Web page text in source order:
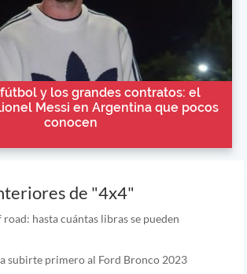
y los grandes contratos: el
Messi en Argentina que pocos
conocen
de "4x4"
hasta cuántas libras se pueden
subirte primero al Ford Bronco 2023